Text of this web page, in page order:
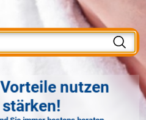
nutzen